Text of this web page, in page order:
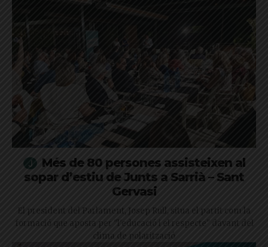
Més de 80 persones assisteixen al
sopar d’estiu de Junts a Sarrià – Sant
Gervasi
El president del Parlament, Josep Rull, situa el partit com la
formació que aposta per "l'educació i el respecte" davant del
clima de polarització